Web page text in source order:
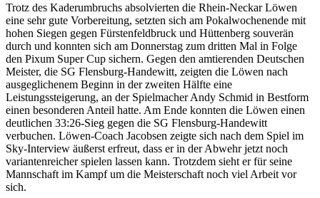
Trotz des Kaderumbruchs absolvierten die Rhein-Neckar Löwen
eine sehr gute Vorbereitung, setzten sich am Pokalwochenende mit
hohen Siegen gegen Fürstenfeldbruck und Hüttenberg souverän
durch und konnten sich am Donnerstag zum dritten Mal in Folge
den Pixum Super Cup sichern. Gegen den amtierenden Deutschen
Meister, die SG Flensburg-Handewitt, zeigten die Löwen nach
ausgeglichenem Beginn in der zweiten Hälfte eine
Leistungssteigerung, an der Spielmacher Andy Schmid in Bestform
einen besonderen Anteil hatte. Am Ende konnten die Löwen einen
deutlichen 33:26-Sieg gegen die SG Flensburg-Handewitt
verbuchen. Löwen-Coach Jacobsen zeigte sich nach dem Spiel im
Sky-Interview äußerst erfreut, dass er in der Abwehr jetzt noch
variantenreicher spielen lassen kann. Trotzdem sieht er für seine
Mannschaft im Kampf um die Meisterschaft noch viel Arbeit vor
sich.